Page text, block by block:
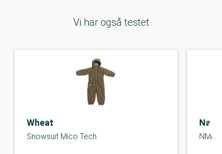
Vi har også testet
Wheat
Snowsuit Mico Tech NMN